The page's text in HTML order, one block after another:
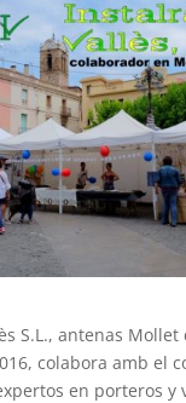
S.L., antenas Mollet
colabora amb el
en porteros y